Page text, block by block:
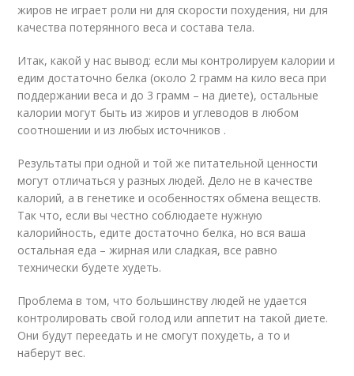
жиров не играет роли ни для скорости похудения, ни для
качества потерянного веса и состава тела.
Итак, какой у нас вывод: если мы контролируем калории и
едим достаточно белка (около 2 грамм на кило веса при
поддержании веса и до 3 грамм – на диете), остальные
калории могут быть из жиров и углеводов в любом
соотношении и из любых источников .
Результаты при одной и той же питательной ценности
могут отличаться у разных людей. Дело не в качестве
калорий, а в генетике и особенностях обмена веществ.
Так что, если вы честно соблюдаете нужную
калорийность, едите достаточно белка, но вся ваша
остальная еда – жирная или сладкая, все равно
технически будете худеть.
Проблема в том, что большинству людей не удается
контролировать свой голод или аппетит на такой диете.
Они будут переедать и не смогут похудеть, а то и
наберут вес.